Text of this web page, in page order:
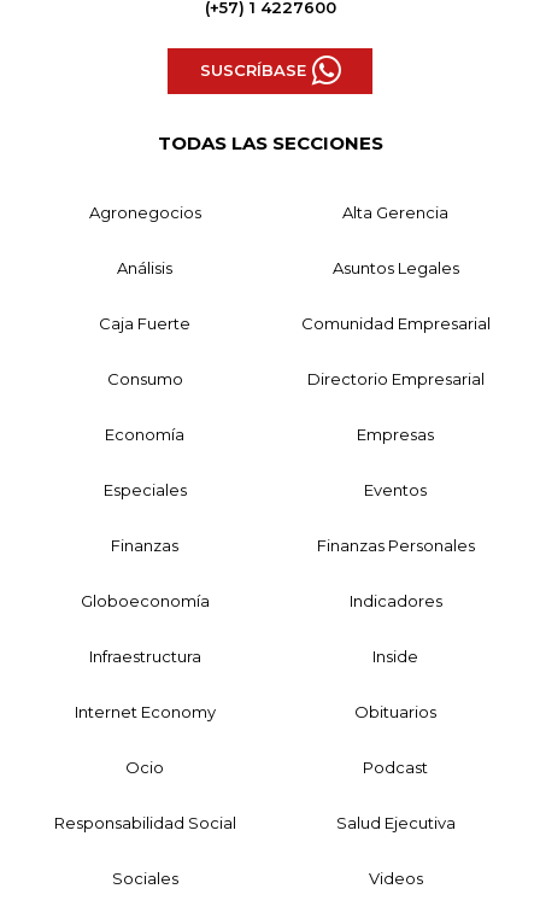
(+57) 1 4227600
SUSCRÍBASE
TODAS LAS SECCIONES
Agronegocios Alta Gerencia
Análisis Asuntos Legales
Caja Fuerte Comunidad Empresarial
Consumo Directorio Empresarial
Economía Empresas
Especiales Eventos
Finanzas Finanzas Personales
Globoeconomía Indicadores
Infraestructura Inside
Internet Economy Obituarios
Ocio Podcast
Responsabilidad Social Salud Ejecutiva
Sociales Videos